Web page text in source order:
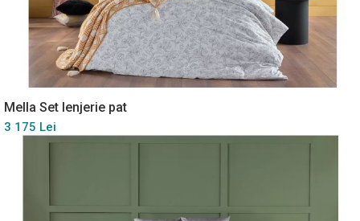
Mella Set lenjerie pat
3 175 Lei